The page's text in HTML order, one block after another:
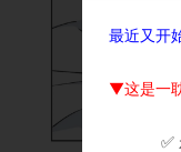
最近又开
▼这是一
✅